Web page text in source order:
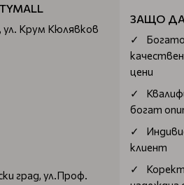
ул. Крум Кюлявков
град, ул.Проф.
ЗАЩО ДА
цени
богат
клиент